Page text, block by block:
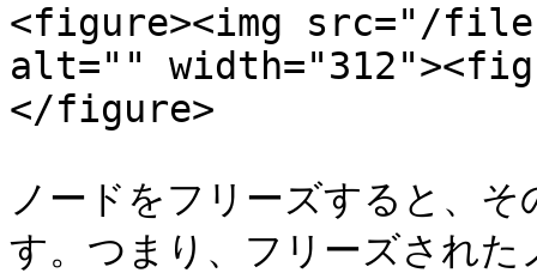
<figure><img src="/
alt=""
</figure>
ノードをフリーズすると、
す。つまり、フリーズされ